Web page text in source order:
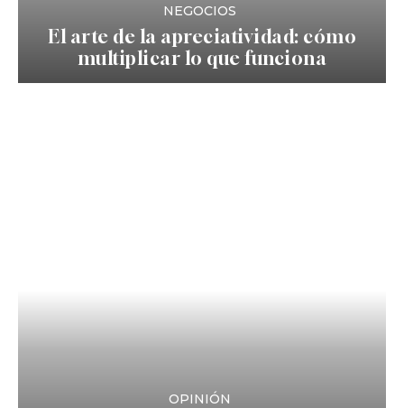
NEGOCIOS
El arte de la apreciatividad: cómo
multiplicar lo que funciona
OPINIÓN